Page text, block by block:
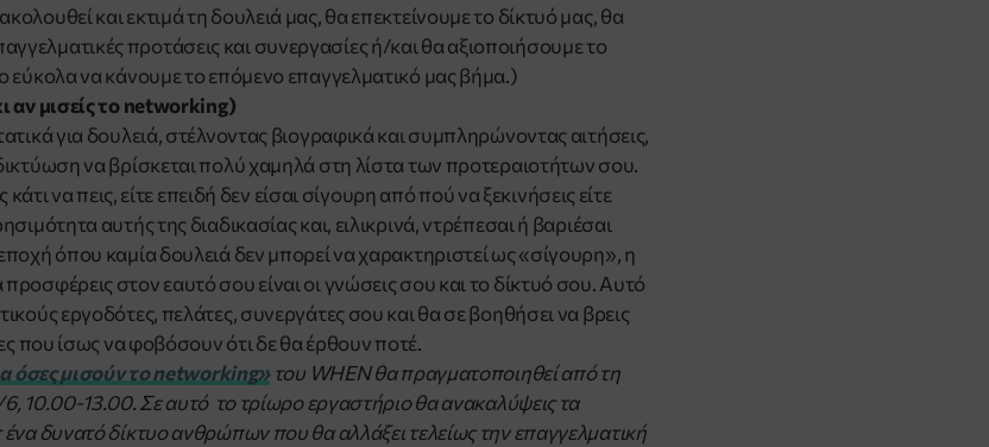
και εκτιμά τη δουλειά μας, θα επεκτείνουμε το δίκτυό μας, θα
προτάσεις και συνεργασίες ή/και θα αξιοποιήσουμε το
εύκολα να κάνουμε το επόμενο επαγγελματικό μας βήμα.)
αν μισείς το networking)
για δουλειά, στέλνοντας βιογραφικά και συμπληρώνοντας αιτήσεις,
να βρίσκεται πολύ χαμηλά στη λίστα των προτεραιοτήτων σου.
κάτι να πεις, είτε επειδή δεν είσαι σίγουρη από πού να ξεκινήσεις είτε
αυτής της διαδικασίας και, ειλικρινά, ντρέπεσαι ή βαριέσαι
όπου καμία δουλειά δεν μπορεί να χαρακτηριστεί ως «σίγουρη», η
στον εαυτό σου είναι οι γνώσεις σου και το δίκτυό σου. Αυτό
εργοδότες, πελάτες, συνεργάτες σου και θα σε βοηθήσει να βρεις
που ίσως να φοβόσουν ότι δε θα έρθουν ποτέ.
όσες μισούν το networking»του WHEN θα πραγματοποιηθεί από τη
10.00-13.00. Σε αυτό το τρίωρο εργαστήριο θα ανακαλύψεις τα
ένα δυνατό δίκτυο ανθρώπων που θα αλλάξει τελείως την επαγγελματική